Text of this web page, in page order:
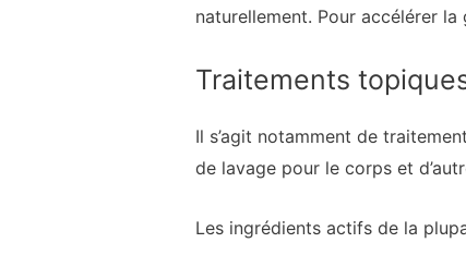
naturellement. Pour accélérer
Traitements
Il s’agit notamment de
de lavage pour le corps et
Les ingrédients actifs de la